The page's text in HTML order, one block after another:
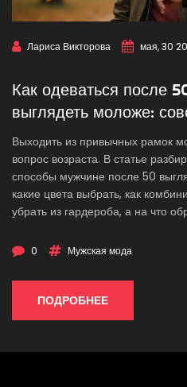
Лариса Викторова мая, 30
Как одеваться после
выглядеть моложе:
Выходить из привычных рамок
вопрос возраста. В статье
способы мужчине после 50
какие цвета выбрать, как
убрать из гардероба, а на что
современных тенденциях
объяснения были понятными
0 Мужская мода
ПОДРОБНЕЕ